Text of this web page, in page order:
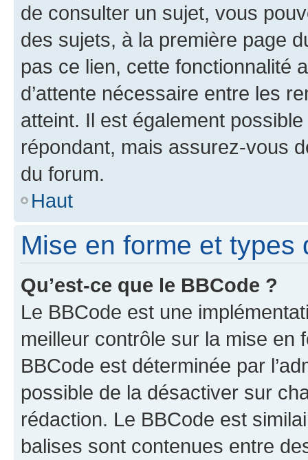
de consulter un sujet, vous
des sujets, à la première page
pas ce lien, cette fonctionnalité
d’attente nécessaire entre les
atteint. Il est également
répondant, mais assurez-vous
du forum.
Haut
Mise en forme et types
Qu’est-ce que le BBCode ?
Le BBCode est une
meilleur contrôle sur la mise en
BBCode est déterminée par
possible de la désactiver sur
rédaction. Le BBCode est
balises sont contenues entre